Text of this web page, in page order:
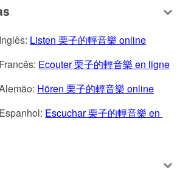
Listen 栗子的輕音樂 online
Ecouter 栗子的輕音樂 en ligne
Hören 栗子的輕音樂 online
Escuchar 栗子的輕音樂 en